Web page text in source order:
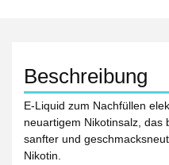
Beschreibung
E-Liquid zum Nachfüllen
neuartigem Nikotinsalz, das
sanfter und
Nikotin.